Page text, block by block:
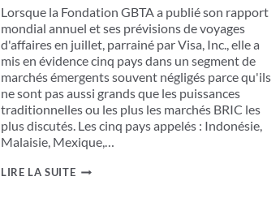
HAUSSE
DES
FRAIS
ANNULE
LES
ÉCONOMIES
Lorsque la Fondation GBTA a publié son rapport
mondial annuel et ses prévisions de voyages
d'affaires en juillet, parrainé par Visa, Inc., elle a
mis en évidence cinq pays dans un segment de
marchés émergents souvent négligés parce qu'ils
ne sont pas aussi grands que les puissances
traditionnelles ou les plus les marchés BRIC les
plus discutés. Les cinq pays appelés : Indonésie,
Malaisie, Mexique,…
LIRE LA SUITEDÉCOMPOSER